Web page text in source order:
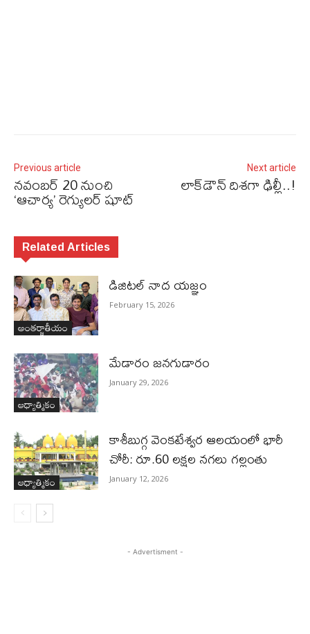
Previous article
నవంబర్‌ 20 నుంచి
‘ఆచార్య’ రెగ్యులర్‌ షూట్‌
Next article
లాక్‌డౌన్‌ దిశగా ఢిల్లీ..!
Related Articles
అంతర్జాతీయం
డిజిటల్ నాద యజ్ఞం
February 15, 2026
ఆధ్యాత్మికం
మేడారం జనగుడారం
January 29, 2026
ఆధ్యాత్మికం
కాశీబుగ్గ వెంకటేశ్వర ఆలయంలో భారీ
చోరీ: రూ.60 లక్షల నగలు గల్లంతు
January 12, 2026
- Advertisment -